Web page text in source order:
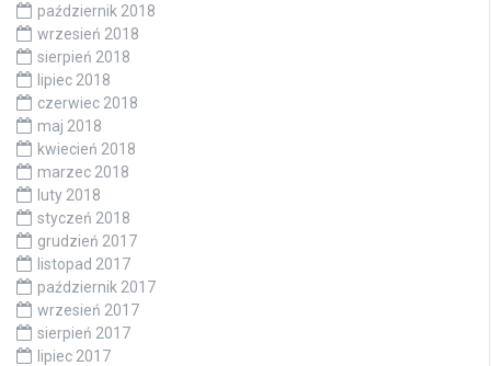
październik 2018
wrzesień 2018
sierpień 2018
lipiec 2018
czerwiec 2018
maj 2018
kwiecień 2018
marzec 2018
luty 2018
styczeń 2018
grudzień 2017
listopad 2017
październik 2017
wrzesień 2017
sierpień 2017
lipiec 2017